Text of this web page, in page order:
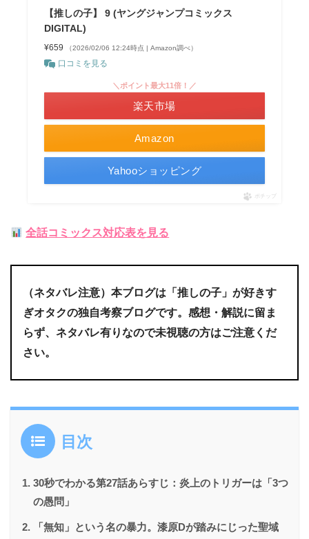
【推しの子】 9 (ヤングジャンプコミックス
DIGITAL)
¥659 （2026/02/06 12:24時点 | Amazon調べ）
口コミを見る
Amazon
＼ポイント最大11倍！／
楽天市場
Yahooショッピング
ポチップ
全話コミックス対応表を見る
（ネタバレ注意）本ブログは「 推しの子」が好きす
ぎオタクの独自考察ブログです。感想・解説に留ま
らず、ネタバレ有りなので未視聴の方はご注意くだ
さい。
目次
30秒でわかる第27話あらすじ：炎上のトリガーは「3つ
の愚問」
「無知」という名の暴力。漆原Dが踏みにじった聖域